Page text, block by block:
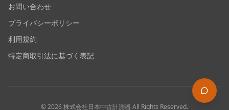
お問い合わせ
プライバシーポリシー
利用規約
特定商取引法に基づく表記
©2026株式会社日本中古計測器 All Rights Reserved.